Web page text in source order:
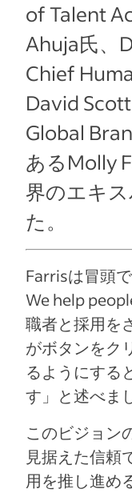
of Talent
Ahuja氏、
Chief
David
Global
あるMolly
界のエキ
た。
Farrisは冒頭
We help
職者と採用を
がボタンをク
るようにする
す」と述べま
このビジョン
見据えた信頼
用を推し進め